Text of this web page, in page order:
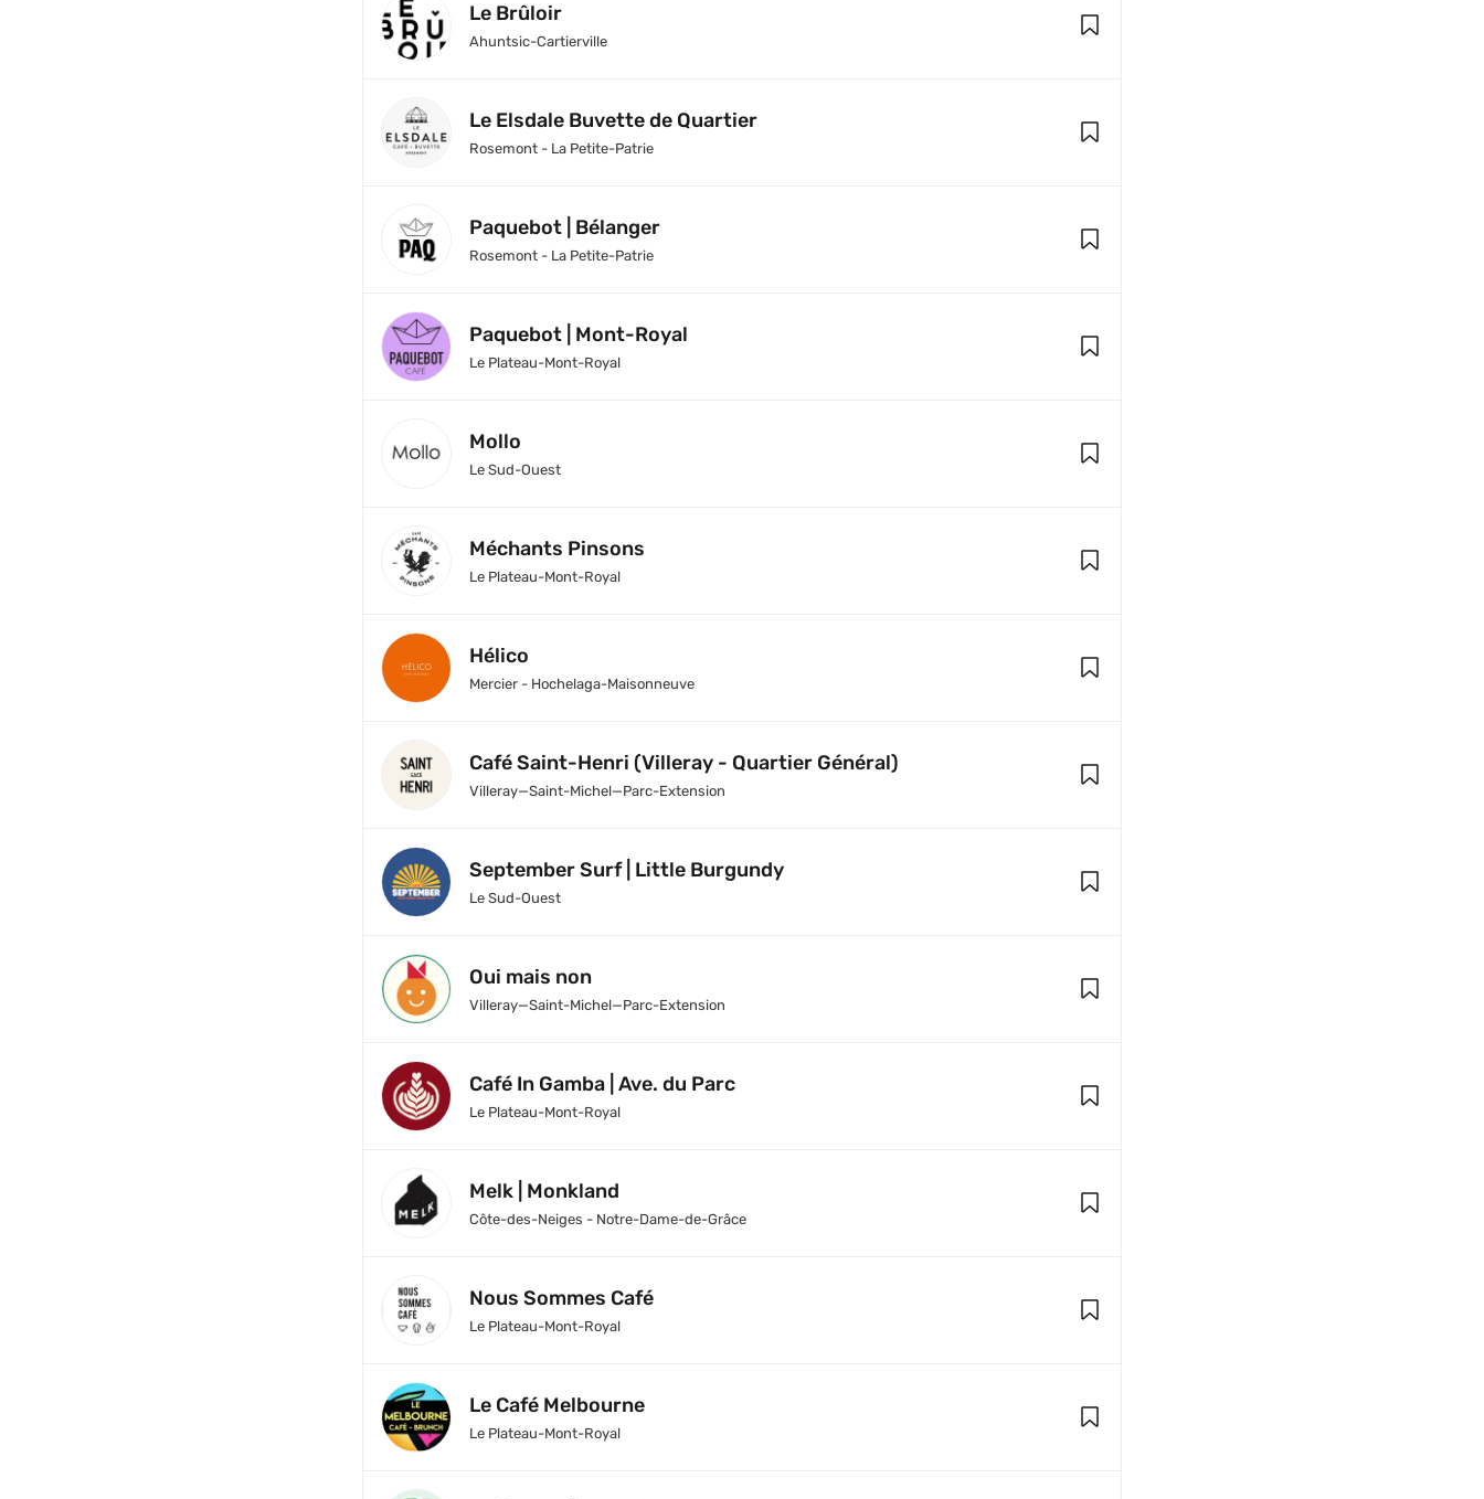
Le Brûloir
Ahuntsic-Cartierville
Le Elsdale Buvette de Quartier
Rosemont - La Petite-Patrie
Paquebot | Bélanger
Rosemont - La Petite-Patrie
Paquebot | Mont-Royal
Le Plateau-Mont-Royal
Mollo
Le Sud-Ouest
Méchants Pinsons
Le Plateau-Mont-Royal
Hélico
Mercier - Hochelaga-Maisonneuve
Café Saint-Henri (Villeray - Quartier Général)
Villeray—Saint-Michel—Parc-Extension
September Surf | Little Burgundy
Le Sud-Ouest
Oui mais non
Villeray—Saint-Michel—Parc-Extension
Café In Gamba | Ave. du Parc
Le Plateau-Mont-Royal
Melk | Monkland
Côte-des-Neiges - Notre-Dame-de-Grâce
Nous Sommes Café
Le Plateau-Mont-Royal
Le Café Melbourne
Le Plateau-Mont-Royal